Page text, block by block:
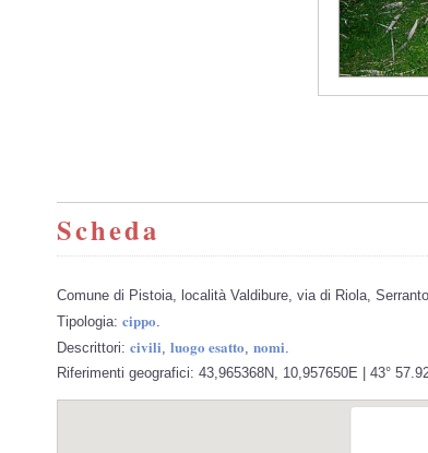
Scheda
Comune di Pistoia, località Valdibure, via di Riola,
Tipologia: cippo
Descrittori: civili luogo esatto nomi
Riferimenti geografici: 43,965368N, 10,957650E | 43°